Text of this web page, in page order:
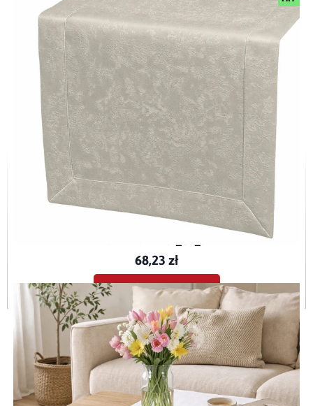
Bieżnik plamoodporny z mankietem O5 Marmurek szary
68,23 zł
Dodaj do koszyka